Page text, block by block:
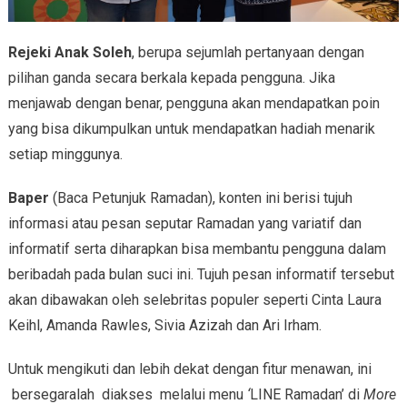
Rejeki Anak Soleh, berupa sejumlah pertanyaan dengan
pilihan ganda secara berkala kepada pengguna. Jika
menjawab dengan benar, pengguna akan mendapatkan poin
yang bisa dikumpulkan untuk mendapatkan hadiah menarik
setiap minggunya.
Baper (Baca Petunjuk Ramadan), konten ini berisi tujuh
informasi atau pesan seputar Ramadan yang variatif dan
informatif serta diharapkan bisa membantu pengguna dalam
beribadah pada bulan suci ini. Tujuh pesan informatif tersebut
akan dibawakan oleh selebritas populer seperti Cinta Laura
Keihl, Amanda Rawles, Sivia Azizah dan Ari Irham.
Untuk mengikuti dan lebih dekat dengan fitur menawan, ini
bersegaralah diakses melalui menu ‘LINE Ramadan’ di More